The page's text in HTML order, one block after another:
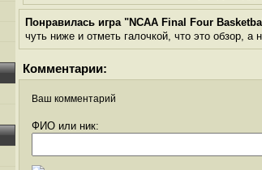
Понравилась игра "NCAA Final Four
чуть ниже и отметь галочкой, что это обзор, а
Комментарии:
Ваш комментарий
ФИО или ник: